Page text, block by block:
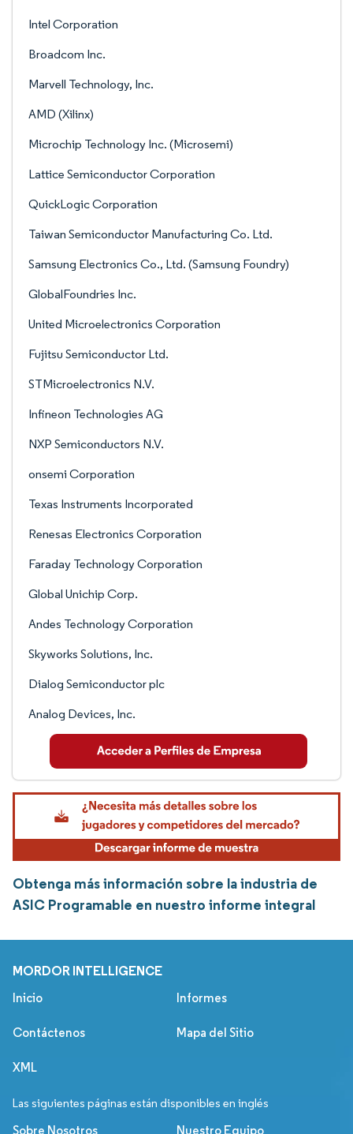
Intel Corporation
Broadcom Inc.
Marvell Technology, Inc.
AMD (Xilinx)
Microchip Technology Inc. (Microsemi)
Lattice Semiconductor Corporation
QuickLogic Corporation
Taiwan Semiconductor Manufacturing Co. Ltd.
Samsung Electronics Co., Ltd. (Samsung Foundry)
GlobalFoundries Inc.
United Microelectronics Corporation
Fujitsu Semiconductor Ltd.
STMicroelectronics N.V.
Infineon Technologies AG
NXP Semiconductors N.V.
onsemi Corporation
Texas Instruments Incorporated
Renesas Electronics Corporation
Faraday Technology Corporation
Global Unichip Corp.
Andes Technology Corporation
Skyworks Solutions, Inc.
Dialog Semiconductor plc
Analog Devices, Inc.
Obtenga más información sobre la industria de
ASIC Programable en nuestro informe integral
MORDOR INTELLIGENCE
Inicio Informes
Contáctenos Mapa del Sitio
XML
Las siguientes páginas están disponibles en inglés
Sobre Nosotros Nuestro Equipo